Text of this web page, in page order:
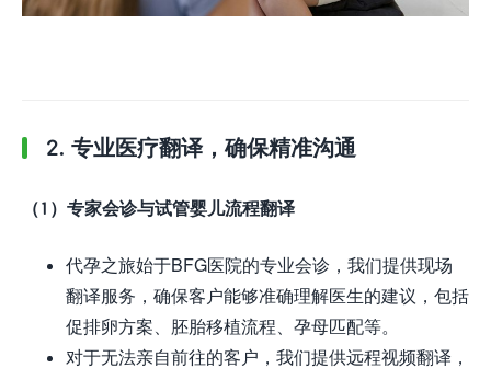
2. 专业医疗翻译，确保精准沟通
（1）专家会诊与试管婴儿流程翻译
代孕之旅始于BFG医院的专业会诊，我们提供现场
翻译服务，确保客户能够准确理解医生的建议，包括
促排卵方案、胚胎移植流程、孕母匹配等。
对于无法亲自前往的客户，我们提供远程视频翻译，